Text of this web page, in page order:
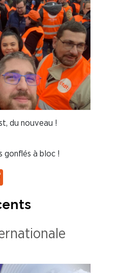
du nouveau !
gonflés à bloc !